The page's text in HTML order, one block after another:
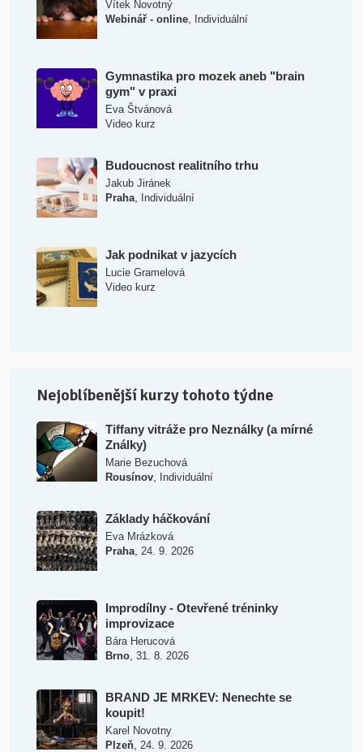
Vítek Novotný
Webinář - online, Individuální
Gymnastika pro mozek aneb "brain
gym" v praxi
Eva Štvánová
Video kurz
Budoucnost realitního trhu
Jakub Jiránek
Praha, Individuální
Jak podnikat v jazycích
Lucie Gramelová
Video kurz
Nejoblíbenější kurzy tohoto týdne
Tiffany vitráže pro Neználky (a mírné
Ználky)
Marie Bezuchová
Rousínov, Individuální
Základy háčkování
Eva Mrázková
Praha, 24. 9. 2026
Improdílny - Otevřené tréninky
improvizace
Bára Herucová
Brno, 31. 8. 2026
BRAND JE MRKEV: Nenechte se
koupit!
Karel Novotny
Plzeň, 24. 9. 2026